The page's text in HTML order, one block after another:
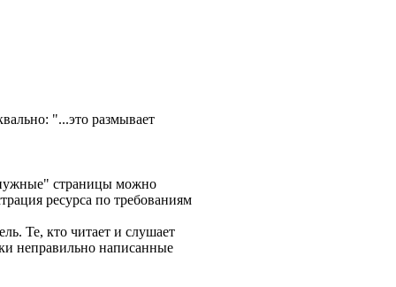
"...это размывает
страницы можно
ресурса по требованиям
Те, кто читает и слушает
неправильно написанные